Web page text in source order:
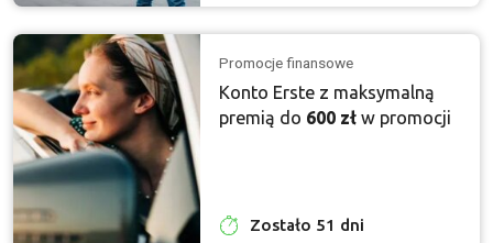
Promocje finansowe
Konto Erste z maksymalną
premią do 600 zł w promocji
Zostało 51 dni